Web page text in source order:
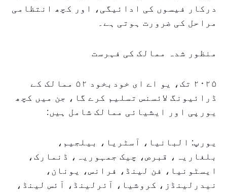
درکار فیسوں کی ادائیگی، اور کچھ انتظامی
مراحل کی ضرورت ہوتی ہے۔
منظور شدہ ممالک کی فہرست
۲۰۲۵ تک، یو اے ای خودبخود ۵۲ ممالک کے
ڈرائیونگ لائسنس تسلیم کرے گا، جن میں کچھ
یورپی اور ایشیائی ممالک شامل ہیں:
یورپ: البانیا، آسٹریا، بیلجیم،
بلغاریہ، قبرص، چیک جمہوریہ، ڈنمارک،
ایسٹونیا، فن لینڈ، فرانس، یونان،
نیدرلینڈز، کروشیا، آئرلینڈ، آئس لینڈ،